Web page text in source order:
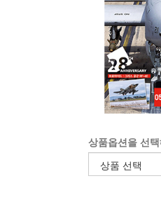
상품옵션을 선